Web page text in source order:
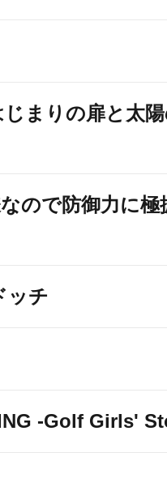
まりの扉と太
ので防御力に極
ッチ
-Golf Girls'